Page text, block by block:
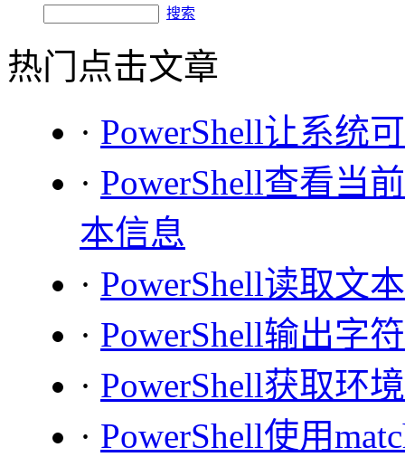
搜索
热门点击文章
· PowerShell让系统
· PowerShell查看当
本信息
· PowerShell读取文
· PowerShell输出字
· PowerShell获取环
· PowerShell使用